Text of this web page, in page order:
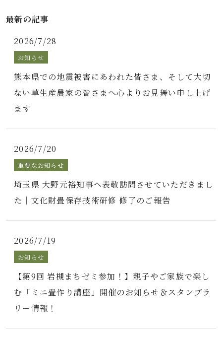
最新の記事
2026/7/28
お知らせ
熊本県での地震被害にあわれた皆さま、そして大切
ない草生産農家の皆さまへ心よりお見舞い申し上げ
ます
2026/7/20
重要なお知らせ
埼玉県 大野元裕知事へ表敬訪問させていただきまし
た｜文化財畳保存技術研修 修了のご報告
2026/7/19
お知らせ
【第9回 岩槻まちゼミ参加！】親子やご家族で楽し
む「ミニ畳作り講座」開催のお知らせ＆スタンプラ
リー情報！